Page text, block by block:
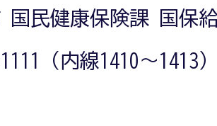
国民健康保険課 国保
（内線1410～1413